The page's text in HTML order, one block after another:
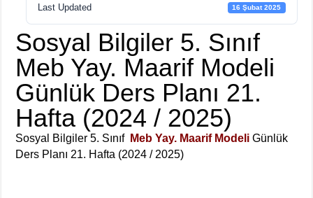
Last Updated 16 Şubat 2025
Sosyal Bilgiler 5. Sınıf
Meb Yay. Maarif Modeli
Günlük Ders Planı 21.
Hafta (2024 / 2025)
Sosyal Bilgiler 5. Sınıf Meb Yay. Maarif Modeli Günlük
Ders Planı 21. Hafta (2024 / 2025)